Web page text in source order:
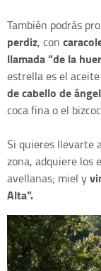
También podrás
perdiz, con
llamada “de la
estrella es el
de cabello de ángel
coca fina o el
Si quieres llevarte
zona, adquiere los
avellanas; miel y
Alta”.